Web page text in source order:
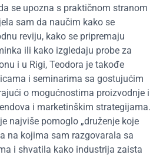
se upozna s praktičnom stranom
sam da naučim kako se
reviju, kako se pripremaju
ili kako izgledaju probe za
i u Rigi, Teodora je takođe
i seminarima sa gostujućim
o mogućnostima proizvodnje i
i marketinškim strategijama.
najviše pomoglo „druženje koje
na kojima sam razgovarala sa
i shvatila kako industrija zaista